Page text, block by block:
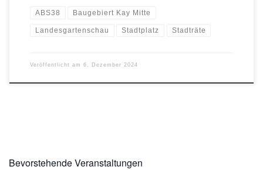
ABS38 Baugebiert Kay Mitte
Landesgartenschau Stadtplatz Stadträte
Veröffentlicht am 6. Dezember 2024
Bevorstehende Veranstaltungen